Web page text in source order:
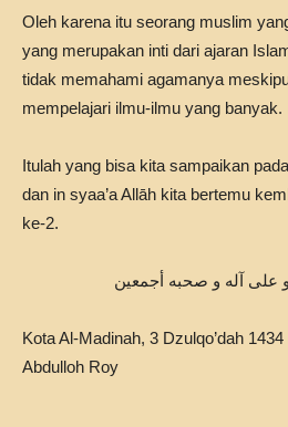
Oleh karena itu seorang muslim
yang merupakan inti dari ajaran
tidak memahami agamanya
mempelajari ilmu-ilmu yang banyak.
Itulah yang bisa kita sampaikan
dan in syaa’a Allāh kita bertemu
ke-2.
على آله و صحبه أجمعين
Kota Al-Madinah, 3 Dzulqo’dah 1434
Abdulloh Roy